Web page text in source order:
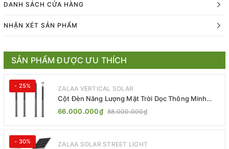
DANH SÁCH CỬA HÀNG
NHẬN XÉT SẢN PHẨM
SẢN PHẨM ĐƯỢC ƯU THÍCH
- 25% ZALAA VERTICAL SOLAR
Cột Đèn Năng Lượng Mặt Trời Dọc Thông Minh
ZSR-YYDS-360 | ZALAA Jsc
66.000.000₫ 88.000.000₫
- 30% ZALAA SOLAR STREET LIGHT